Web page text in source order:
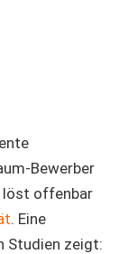
Bewerber
löst offenbar
. Eine
Studien zeigt: